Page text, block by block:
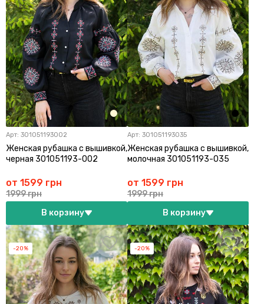
Арт: 301051193002
Женская рубашка с вышивкой,
черная 301051193-002
от 1599 грн
1999 грн
В корзину
Арт: 301051193035
Женская рубашка с вышивкой,
молочная 301051193-035
от 1599 грн
1999 грн
В корзину
-20% -20%